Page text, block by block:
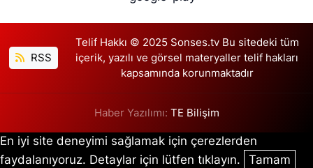
RSS
Telif Hakkı © 2025 Sonses.tv Bu sitedeki tüm
içerik, yazılı ve görsel materyaller telif hakları
kapsamında korunmaktadır
Haber Yazılımı: TE Bilişim
En iyi site deneyimi sağlamak için çerezlerden
faydalanıyoruz. Detaylar için lütfen tıklayın.
Tamam